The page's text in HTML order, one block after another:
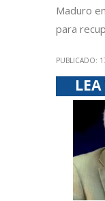
Maduro
para
PUBLICADO: